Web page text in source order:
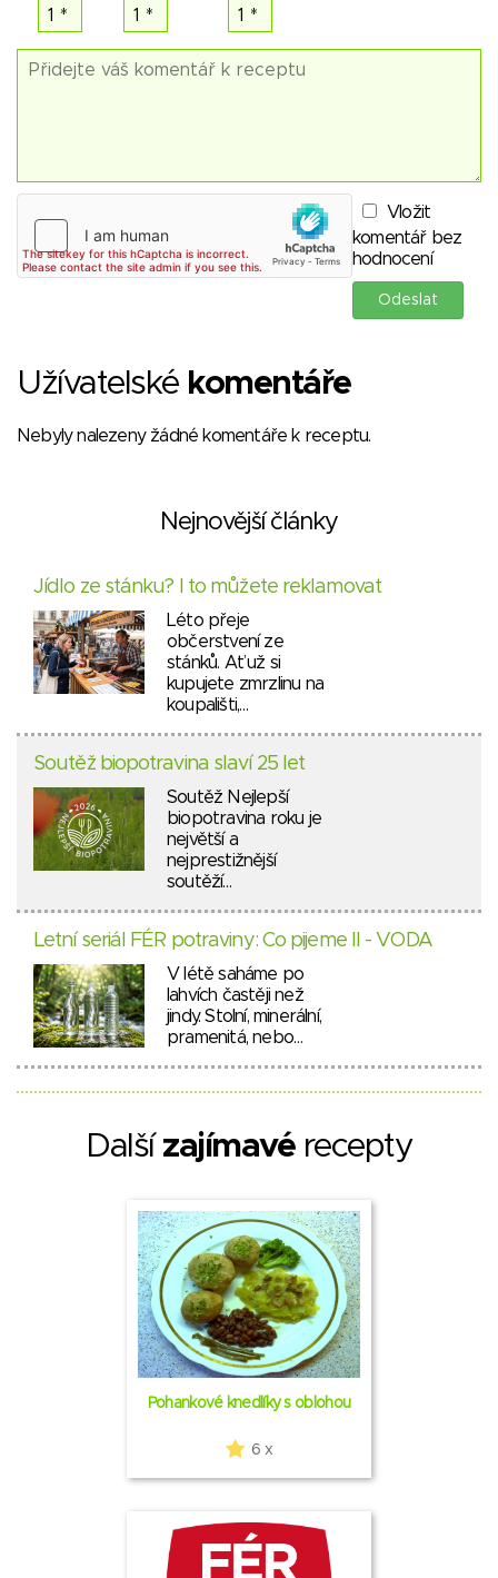
Vložit
komentář bez
hodnocení
Užívatelské komentáře
Nebyly nalezeny žádné komentáře k receptu.
Nejnovější články
Jídlo ze stánku? I to můžete reklamovat
Léto přeje
občerstvení ze
stánků. Ať už si
kupujete zmrzlinu na
koupališti,…
Soutěž biopotravina slaví 25 let
Soutěž Nejlepší
biopotravina roku je
největší a
nejprestižnější
soutěží…
Letní seriál FÉR potraviny: Co pijeme II - VODA
V létě saháme po
lahvích častěji než
jindy. Stolní, minerální,
pramenitá, nebo…
Další zajímavérecepty
Pohankové knedlíky s oblohou
6 x